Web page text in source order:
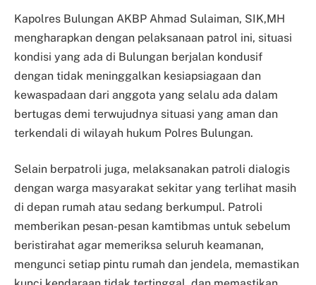
Kapolres Bulungan AKBP Ahmad Sulaiman, SIK,MH
mengharapkan dengan pelaksanaan patrol ini, situasi
kondisi yang ada di Bulungan berjalan kondusif
dengan tidak meninggalkan kesiapsiagaan dan
kewaspadaan dari anggota yang selalu ada dalam
bertugas demi terwujudnya situasi yang aman dan
terkendali di wilayah hukum Polres Bulungan.
Selain berpatroli juga, melaksanakan patroli dialogis
dengan warga masyarakat sekitar yang terlihat masih
di depan rumah atau sedang berkumpul. Patroli
memberikan pesan-pesan kamtibmas untuk sebelum
beristirahat agar memeriksa seluruh keamanan,
mengunci setiap pintu rumah dan jendela, memastikan